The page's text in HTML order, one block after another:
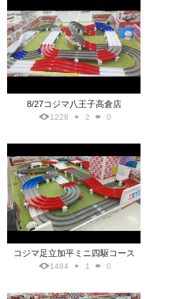
8/27コジマ八王子高倉店
1228 2 0
コジマ足立加平ミニ四駆コース
1484 1 0